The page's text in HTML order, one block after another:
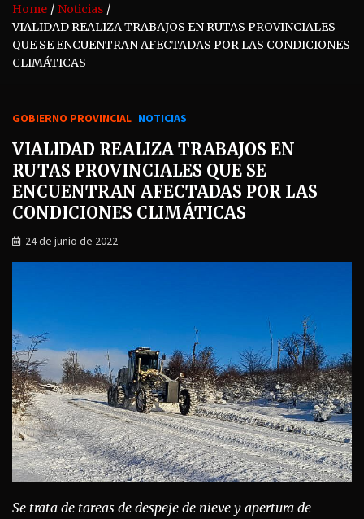
Home
Noticias
VIALIDAD REALIZA TRABAJOS EN RUTAS PROVINCIALES
QUE SE ENCUENTRAN AFECTADAS POR LAS CONDICIONES
CLIMÁTICAS
GOBIERNO PROVINCIAL NOTICIAS
VIALIDAD REALIZA TRABAJOS EN
RUTAS PROVINCIALES QUE SE
ENCUENTRAN AFECTADAS POR LAS
CONDICIONES CLIMÁTICAS
24 de junio de 2022
Se trata de tareas de despeje de nieve y apertura de